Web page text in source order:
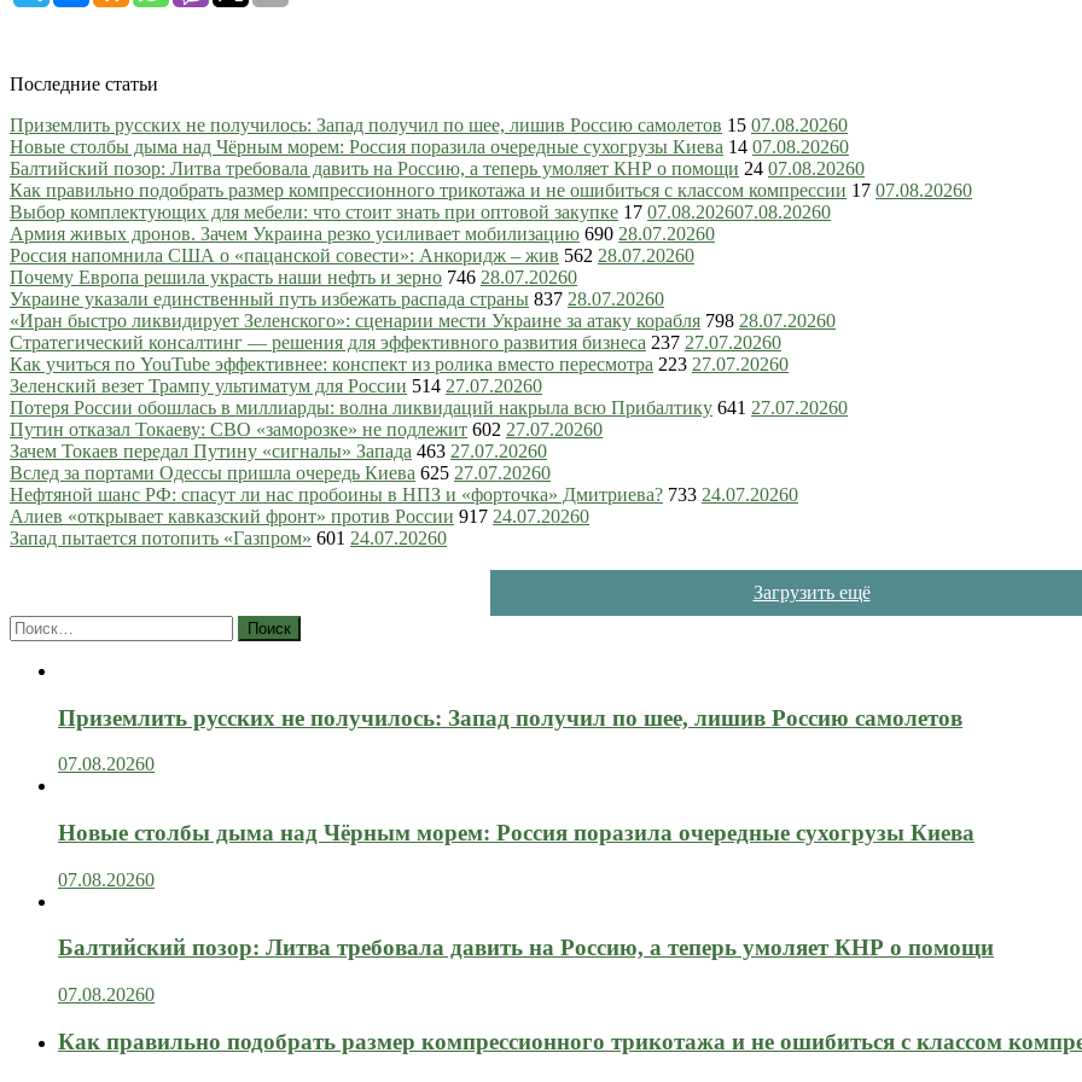
Последние статьи
Приземлить русских не получилось: Запад получил по шее, лишив Россию самолетов 15 07.08.20260
Новые столбы дыма над Чёрным морем: Россия поразила очередные сухогрузы Киева 14 07.08.20260
Балтийский позор: Литва требовала давить на Россию, а теперь умоляет КНР о помощи 24 07.08.20260
Как правильно подобрать размер компрессионного трикотажа и не ошибиться с классом компрессии 17 07.08.20260
Выбор комплектующих для мебели: что стоит знать при оптовой закупке 17 07.08.202607.08.20260
Армия живых дронов. Зачем Украина резко усиливает мобилизацию 690 28.07.20260
Россия напомнила США о «пацанской совести»: Анкоридж – жив 562 28.07.20260
Почему Европа решила украсть наши нефть и зерно 746 28.07.20260
Украине указали единственный путь избежать распада страны 837 28.07.20260
«Иран быстро ликвидирует Зеленского»: сценарии мести Украине за атаку корабля 798 28.07.20260
Стратегический консалтинг — решения для эффективного развития бизнеса 237 27.07.20260
Как учиться по YouTube эффективнее: конспект из ролика вместо пересмотра 223 27.07.20260
Зеленский везет Трампу ультиматум для России 514 27.07.20260
Потеря России обошлась в миллиарды: волна ликвидаций накрыла всю Прибалтику 641 27.07.20260
Путин отказал Токаеву: СВО «заморозке» не подлежит 602 27.07.20260
Зачем Токаев передал Путину «сигналы» Запада 463 27.07.20260
Вслед за портами Одессы пришла очередь Киева 625 27.07.20260
Нефтяной шанс РФ: спасут ли нас пробоины в НПЗ и «форточка» Дмитриева? 733 24.07.20260
Алиев «открывает кавказский фронт» против России 917 24.07.20260
Запад пытается потопить «Газпром» 601 24.07.20260
Загрузить ещё
Найти:
Приземлить русских не получилось: Запад получил по шее, лишив Россию самолетов
07.08.20260
Новые столбы дыма над Чёрным морем: Россия поразила очередные сухогрузы Киева
07.08.20260
Балтийский позор: Литва требовала давить на Россию, а теперь умоляет КНР о помощи
07.08.20260
Как правильно подобрать размер компрессионного трикотажа и не ошибиться с классом